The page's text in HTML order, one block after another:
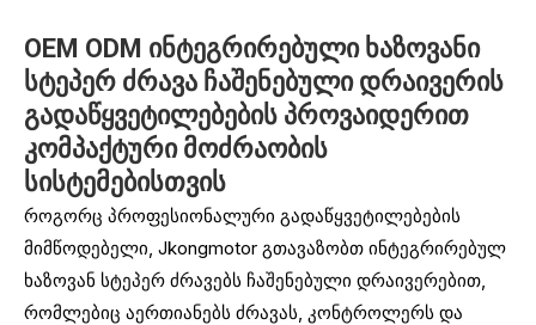
OEM ODM ინტეგრირებული ხაზოვანი
სტეპერ ძრავა ჩაშენებული დრაივერის
გადაწყვეტილებების პროვაიდერით
კომპაქტური მოძრაობის
სისტემებისთვის
როგორც პროფესიონალური გადაწყვეტილებების
მიმწოდებელი, Jkongmotor გთავაზობთ ინტეგრირებულ
ხაზოვან სტეპერ ძრავებს ჩაშენებული დრაივერებით,
რომლებიც აერთიანებს ძრავას, კონტროლერს და